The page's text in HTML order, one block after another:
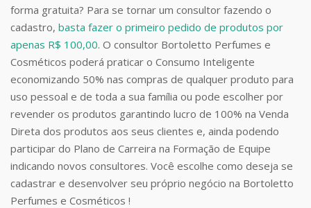
forma gratuita? Para se tornar um consultor fazendo o
cadastro, basta fazer o primeiro pedido de produtos por
apenas R$ 100,00. O consultor Bortoletto Perfumes e
Cosméticos poderá praticar o Consumo Inteligente
economizando 50% nas compras de qualquer produto para
uso pessoal e de toda a sua família ou pode escolher por
revender os produtos garantindo lucro de 100% na Venda
Direta dos produtos aos seus clientes e, ainda podendo
participar do Plano de Carreira na Formação de Equipe
indicando novos consultores. Você escolhe como deseja se
cadastrar e desenvolver seu próprio negócio na Bortoletto
Perfumes e Cosméticos !